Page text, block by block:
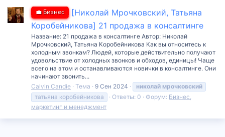
💼 Бизнес
[Николай Мрочковский, Татьяна
Коробейникова] 21 продажа в консалтинге
Название: 21 продажа в консалтинге Автор: Николай
Мрочковский, Татьяна Коробейникова Как вы относитесь к
холодным звонкам? Людей, которые действительно получают
удовольствие от холодных звонков и обходов, единицы! Чаще
всего на этом и останавливаются новички в консалтинге. Они
начинают звонить...
Calvin Candie Тема 9 Сен 2024 николай мрочковский
татьяна коробейникова
Ответы: 0 Форум: Бизнес,
маркетинг и менеджмент